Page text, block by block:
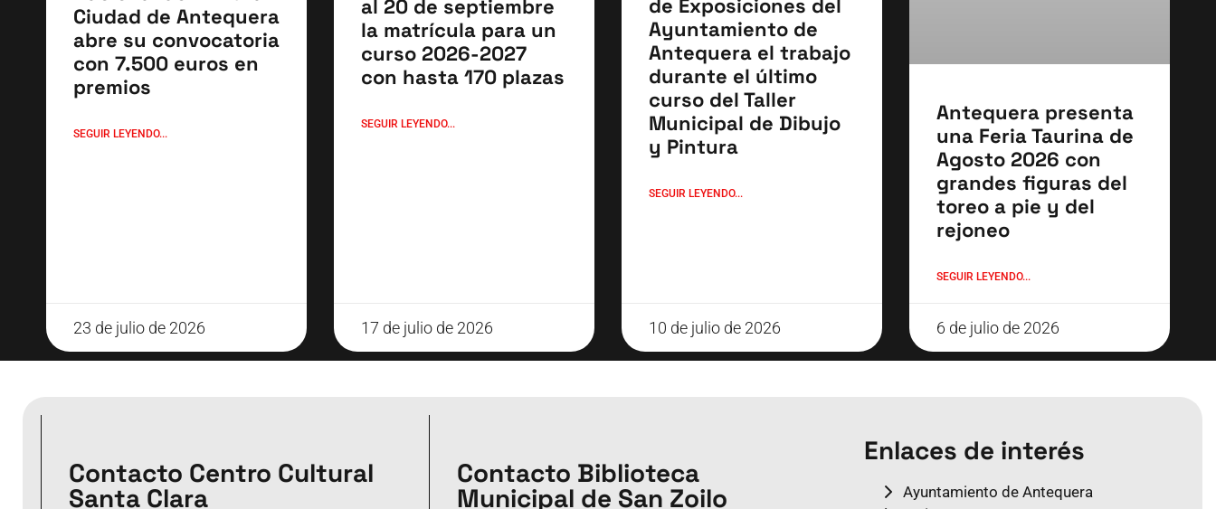
Ciudad de Antequera
abre su convocatoria
con 7.500 euros en
premios
SEGUIR LEYENDO...
23 de julio de 2026
al 20 de septiembre
la matrícula para un
curso 2026-2027
con hasta 170 plazas
SEGUIR LEYENDO...
17 de julio de 2026
de Exposiciones del
Ayuntamiento de
Antequera el trabajo
durante el último
curso del Taller
Municipal de Dibujo
y Pintura
SEGUIR LEYENDO...
10 de julio de 2026
Antequera presenta
una Feria Taurina de
Agosto 2026 con
grandes figuras del
toreo a pie y del
rejoneo
SEGUIR LEYENDO...
6 de julio de 2026
Contacto Centro Cultural
Santa Clara
Contacto Biblioteca
Municipal de San Zoilo
Enlaces de interés
Ayuntamiento de Antequera